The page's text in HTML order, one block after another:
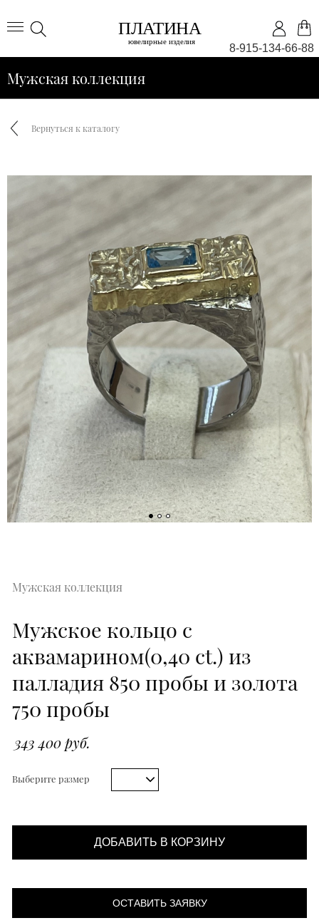
8-915-134-66-88
Мужская коллекция
Вернуться к каталогу
Мужская коллекция
Мужское кольцо с
аквамарином(0,40 ct.) из
палладия 850 пробы и золота
750 пробы
343 400 руб.
Выберите размер
ДОБАВИТЬ В КОРЗИНУ
ОСТАВИТЬ ЗАЯВКУ